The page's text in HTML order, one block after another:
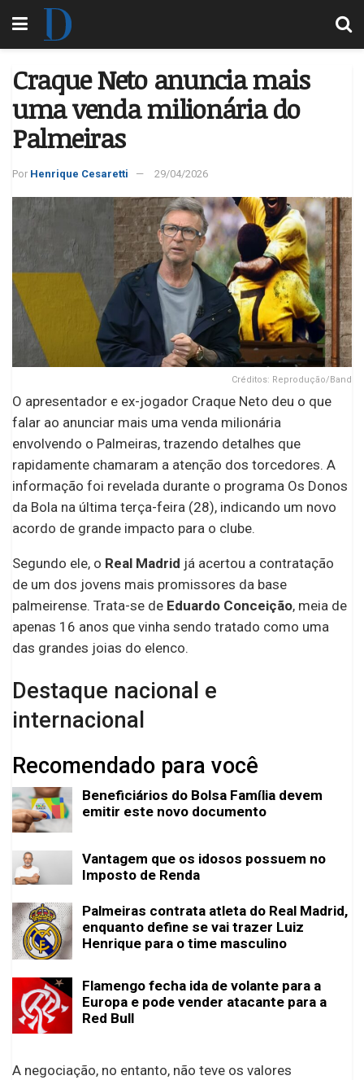
Craque Neto anuncia mais
uma venda milionária do
Palmeiras
Por Henrique Cesaretti 29/04/2026
Créditos: Reprodução/Band
O apresentador e ex-jogador Craque Neto deu o que
falar ao anunciar mais uma venda milionária
envolvendo o Palmeiras, trazendo detalhes que
rapidamente chamaram a atenção dos torcedores. A
informação foi revelada durante o programa Os Donos
da Bola na última terça-feira (28), indicando um novo
acordo de grande impacto para o clube.
Segundo ele, o Real Madrid já acertou a contratação
de um dos jovens mais promissores da base
palmeirense. Trata-se de Eduardo Conceição, meia de
apenas 16 anos que vinha sendo tratado como uma
das grandes joias do elenco.
Destaque nacional e
internacional
Recomendado para você
Beneficiários do Bolsa Família devem
emitir este novo documento
Vantagem que os idosos possuem no
Imposto de Renda
Palmeiras contrata atleta do Real Madrid,
enquanto define se vai trazer Luiz
Henrique para o time masculino
Flamengo fecha ida de volante para a
Europa e pode vender atacante para a
Red Bull
A negociação, no entanto, não teve os valores